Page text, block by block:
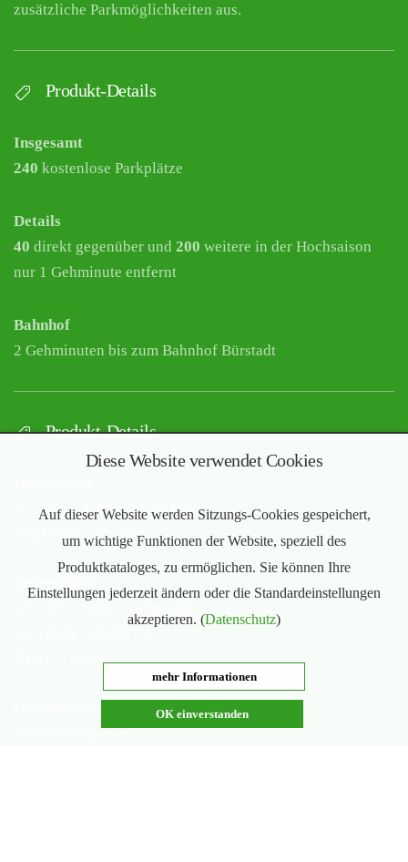
zusätzliche Parkmöglichkeiten aus.
Produkt-Details
Insgesamt
240 kostenlose Parkplätze
Details
40 direkt gegenüber und 200 weitere in der Hochsaison
nur 1 Gehminute entfernt
Bahnhof
2 Gehminuten bis zum Bahnhof Bürstadt
Produkt-Details
Mo – Sa:10:00 – 20:00 Uhr
(September – Februar)
Nachsaisonpause:
Diese Website verwendet Cookies
Auf dieser Website werden Sitzungs-Cookies gespeichert,
um wichtige Funktionen der Website, speziell des
Produktkataloges, zu ermöglichen. Sie können Ihre
Einstellungen jederzeit ändern oder die Standardeinstellungen
akzeptieren. (Datenschutz)
mehr Informationen
OK einverstanden